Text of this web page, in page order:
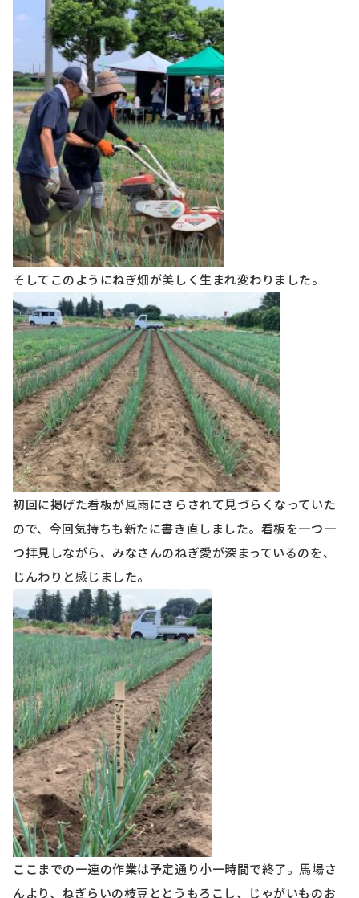
そしてこのようにねぎ畑が美しく生まれ変わりました。
初回に掲げた看板が風雨にさらされて見づらくなっていた
ので、今回気持ちも新たに書き直しました。看板を一つ一
つ拝見しながら、みなさんのねぎ愛が深まっているのを、
じんわりと感じました。
ここまでの一連の作業は予定通り小一時間で終了。馬場さ
んより、ねぎらいの枝豆ととうもろこし、じゃがいものお